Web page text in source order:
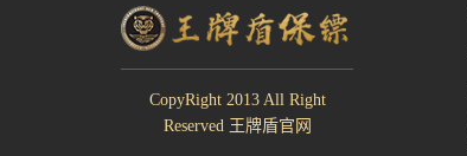
CopyRight 2013 All Right
Reserved 王牌盾官网